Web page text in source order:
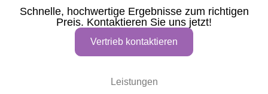
Schnelle, hochwertige Ergebnisse zum richtigen
Preis. Kontaktieren Sie uns jetzt!
Vertrieb kontaktieren
Leistungen